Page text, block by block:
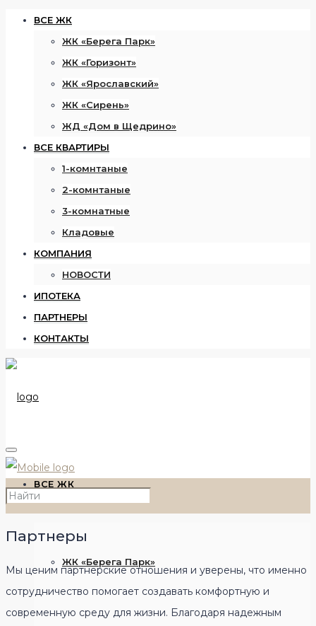
ВСЕ ЖК
ЖК «Берега Парк»
ЖК «Горизонт»
ЖК «Ярославский»
ЖК «Сирень»
ЖД «Дом в Щедрино»
ВСЕ КВАРТИРЫ
1-комнтаные
2-комнтаные
3-комнатные
Кладовые
КОМПАНИЯ
НОВОСТИ
ИПОТЕКА
ПАРТНЕРЫ
КОНТАКТЫ
ВСЕ ЖК
ЖК «Берега Парк»
Партнеры
Мы ценим партнерские отношения и уверены, что именно
сотрудничество помогает создавать комфортную и
современную среду для жизни. Благодаря надежным